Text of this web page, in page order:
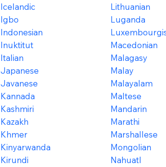
Icelandic
Igbo
Indonesian
Inuktitut
Italian
Japanese
Javanese
Kannada
Kashmiri
Kazakh
Khmer
Kinyarwanda
Kirundi
Lithuanian
Luganda
Macedonian
Malagasy
Malay
Malayalam
Maltese
Mandarin
Marathi
Marshallese
Mongolian
Nahuatl